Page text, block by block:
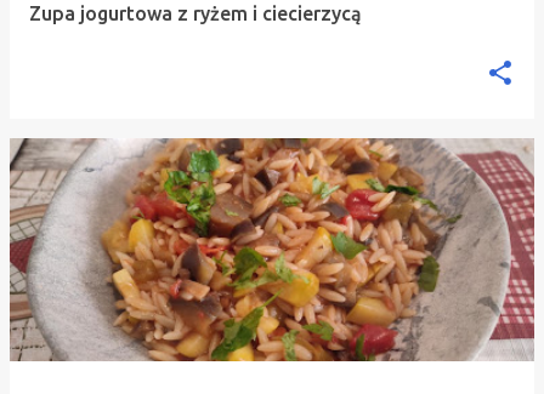
Zupa jogurtowa z ryżem i ciecierzycą